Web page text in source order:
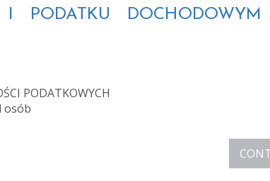
PODATKU
PODATKOWYCH
osób